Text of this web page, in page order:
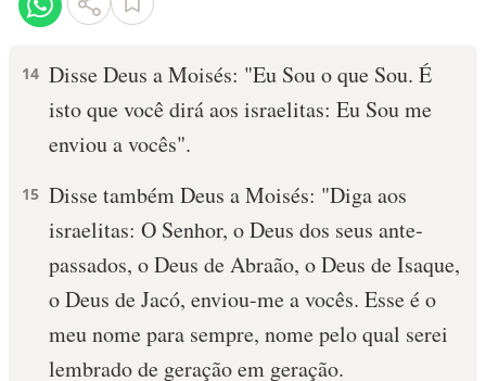
PALAVRA DO DIA
DEVOCIONAL DIÁRIO
10 MANDAMENTOS
ESTUDOS BÍBLICOS
14 Disse Deus a Moisés: "Eu Sou o que Sou. É
isto que você dirá aos israelitas: Eu Sou me
enviou a vocês".
15 Disse também Deus a Moisés: "Diga aos
israelitas: O Senhor, o Deus dos seus ante­
passados, o Deus de Abraão, o Deus de Isaque,
o Deus de Jacó, enviou-me a vocês. Esse é o
meu nome para sempre, nome pelo qual serei
lembrado de geração em geração.